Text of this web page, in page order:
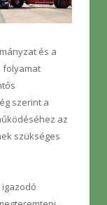
és a
folyamat
szerint a
az
szükséges